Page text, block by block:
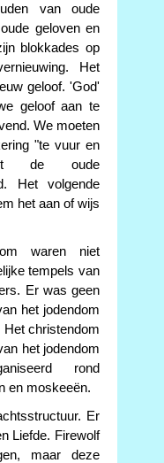
van oude
geloven en
blokkades op
Het
geloof. 'God'
geloof aan te
We moeten
"te vuur en
de oude
Het volgende
het aan of wijs
waren niet
tempels van
Er was geen
het jodendom
christendom
het jodendom
rond
en moskeeën.
Er
Liefde. Firewolf
maar deze